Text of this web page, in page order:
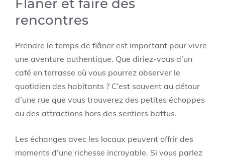
Flâner et faire des
rencontres
Prendre le temps de flâner est important pour vivre
une aventure authentique. Que diriez-vous d’un
café en terrasse où vous pourrez observer le
quotidien des habitants ? C’est souvent au détour
d’une rue que vous trouverez des petites échoppes
ou des attractions hors des sentiers battus.
Les échanges avec les locaux peuvent offrir des
moments d’une richesse incroyable. Si vous parlez